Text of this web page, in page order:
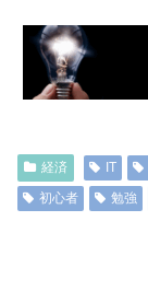
経済 IT
初心者
勉強